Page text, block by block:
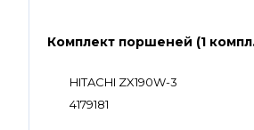
Комплект поршеней (1
HITACHI ZX190W-3
4179181